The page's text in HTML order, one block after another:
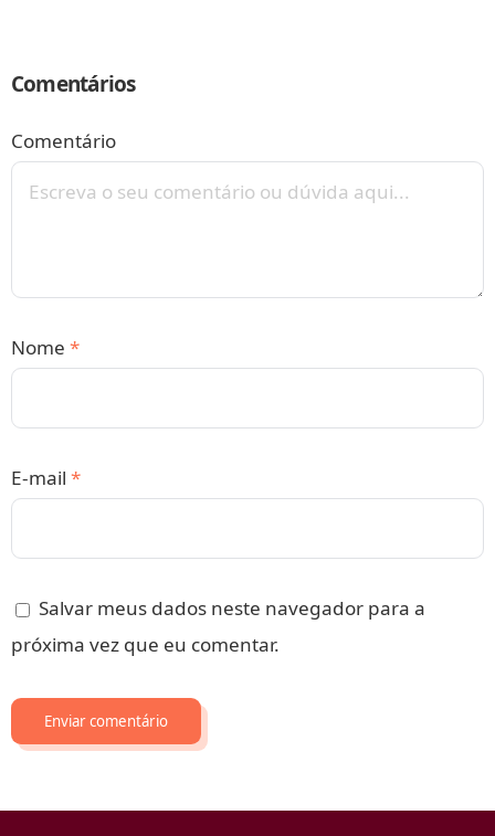
Comentários
Comentário
Nome *
E-mail *
Salvar meus dados neste navegador para a
próxima vez que eu comentar.